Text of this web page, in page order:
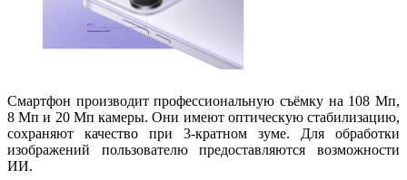
Смартфон производит профессиональную съёмку на 108 Мп,
8 Мп и 20 Мп камеры. Они имеют оптическую стабилизацию,
сохраняют качество при 3-кратном зуме. Для обработки
изображений пользователю предоставляются возможности
ИИ.